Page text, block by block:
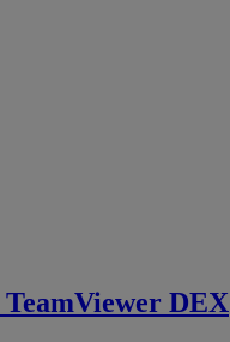
TeamViewer DEX